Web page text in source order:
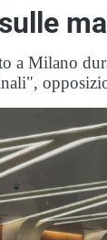
a Milano